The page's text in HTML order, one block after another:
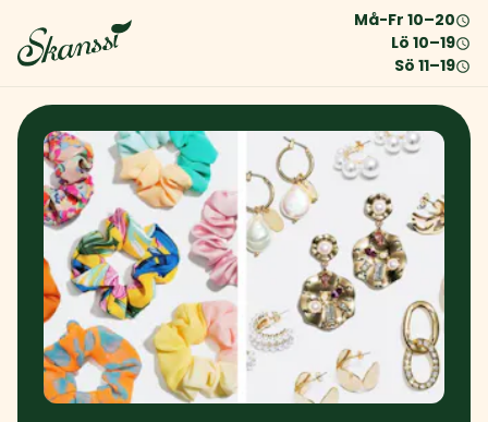
Må-Fr 10–20
Lö 10–19
Sö 11–19